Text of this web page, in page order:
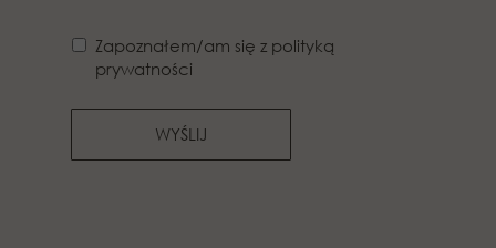
Zapoznałem/am się z polityką
prywatności
WYŚLIJ